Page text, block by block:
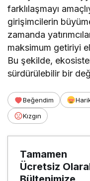
farklılaşmayı
girişimcilerin
zamanda
maksimum getiriyi
Bu şekilde,
sürdürülebilir bir
Beğendim
Kızgın
Tamamen
Ücretsiz